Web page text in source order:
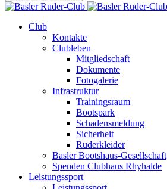
Club
Kontakte
Clubleben
Mitgliedschaft
Dokumente
Fotogalerie
Infrastruktur
Trainingsraum
Bootspark
Schadensmeldung
Sicherheit
Ruderkleider
Basler Bootshaus-Gesellschaft
Spenden Clubhaus Rhyhalde
Leistungssport